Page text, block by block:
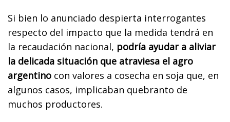
Si bien lo anunciado despierta interrogantes
respecto del impacto que la medida tendrá en
la recaudación nacional, podría ayudar a aliviar
la delicada situación que atraviesa el agro
argentino con valores a cosecha en soja que, en
algunos casos, implicaban quebranto de
muchos productores.